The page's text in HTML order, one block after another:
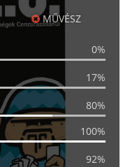
MŰVÉSZ
0%
17%
80%
100%
92%